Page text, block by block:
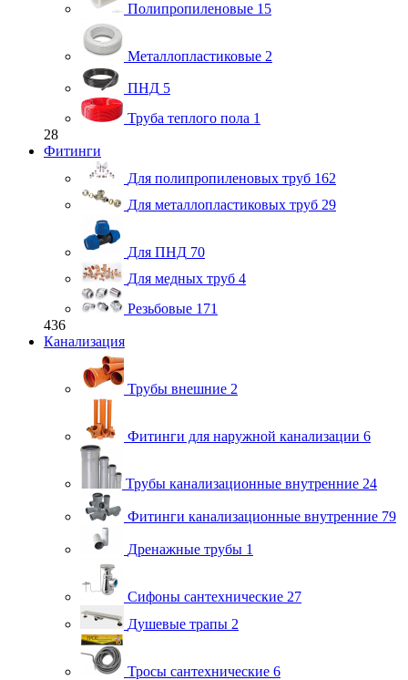
Полипропиленовые 15
Металлопластиковые 2
ПНД 5
Труба теплого пола 1
28
Фитинги
Для полипропиленовых труб 162
Для металлопластиковых труб 29
Для ПНД 70
Для медных труб 4
Резьбовые 171
436
Канализация
Трубы внешние 2
Фитинги для наружной канализации 6
Трубы канализационные внутренние 24
Фитинги канализационные внутренние 79
Дренажные трубы 1
Сифоны сантехнические 27
Душевые трапы 2
Тросы сантехнические 6